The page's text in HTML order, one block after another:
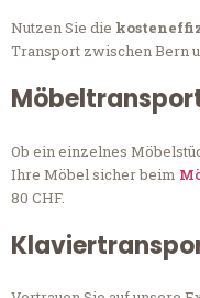
Nutzen Sie die
Transport zwischen Bern
Ob ein einzelnes
Ihre Möbel sicher beim
80 CHF.